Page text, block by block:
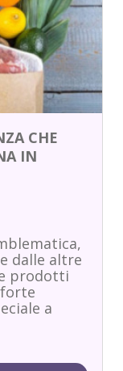
CHE
IN
dalle altre
prodotti
a